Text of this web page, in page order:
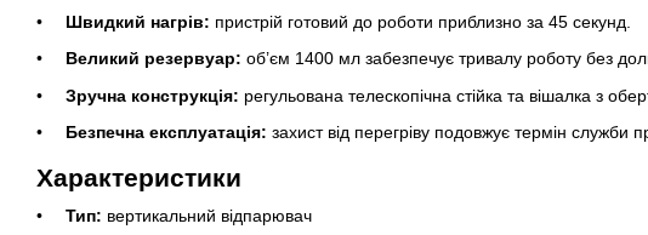
Швидкий нагрів: пристрій готовий до роботи приблизно за 45 секунд.
Великий резервуар: об’єм 1400 мл забезпечує тривалу роботу без
Зручна конструкція: регульована телескопічна стійка та вішалка з
Безпечна експлуатація: захист від перегріву подовжує термін служби
Характеристики
Тип: вертикальний відпарювач